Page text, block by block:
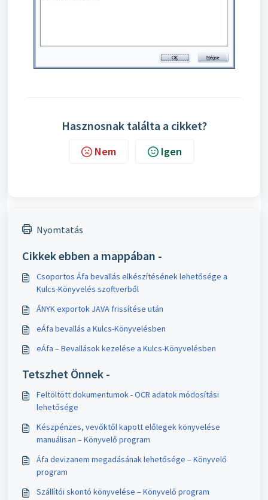
Hasznosnak találta a cikket?
Nem Igen
Nyomtatás
Cikkek ebben a mappában -
Csoportos Áfa bevallás elkészítésének lehetősége a
Kulcs-Könyvelés szoftverből
ÁNYK exportok JAVA frissítése után
eÁfa bevallás a Kulcs-Könyvelésben
eÁfa – Bevallások kezelése a Kulcs-Könyvelésben
Tetszhet Önnek -
Feltöltött dokumentumok - OCR adatok módosítási
lehetősége
Készpénzes, vevőktől kapott előlegek könyvelése
manuálisan – Könyvelő program
Áfa devizanem megadásának lehetősége – Könyvelő
program
Szállítói skontó könyvelése – Könyvelő program